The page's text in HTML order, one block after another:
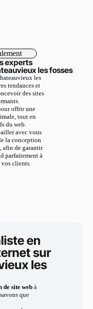
experts
les fosses
les
tendances et
des sites
offrir une
tout en
du web.
avec vous
la conception
afin de garantir
parfaitement à
vos clients.
en
sur
les
de site webà
que